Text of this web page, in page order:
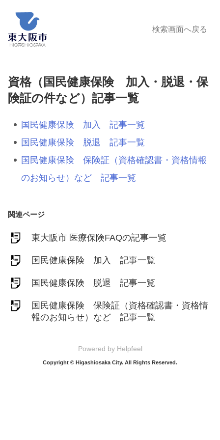
検索画面へ戻る
資格（国民健康保険 加入・脱退・保
険証の件など）記事一覧
国民健康保険 加入 記事一覧
国民健康保険 脱退 記事一覧
国民健康保険 保険証（資格確認書・資格情報
のお知らせ）など 記事一覧
関連ページ
東大阪市 医療保険FAQの記事一覧
国民健康保険 加入 記事一覧
国民健康保険 脱退 記事一覧
国民健康保険 保険証（資格確認書・資格情
報のお知らせ）など 記事一覧
Powered by Helpfeel
Copyright © Higashiosaka City. All Rights Reserved.